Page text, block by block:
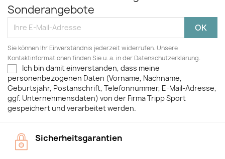
Sonderangebote
Sie können Ihr Einverständnis jederzeit widerrufen. Unsere
Kontaktinformationen finden Sie u. a. in der Datenschutzerklärung.
Ich bin damit einverstanden, dass meine
personenbezogenen Daten (Vorname, Nachname,
Geburtsjahr, Postanschrift, Telefonnummer, E-Mail-Adresse,
ggf. Unternehmensdaten) von der Firma Tripp Sport
gespeichert und verarbeitet werden.
Sicherheitsgarantien